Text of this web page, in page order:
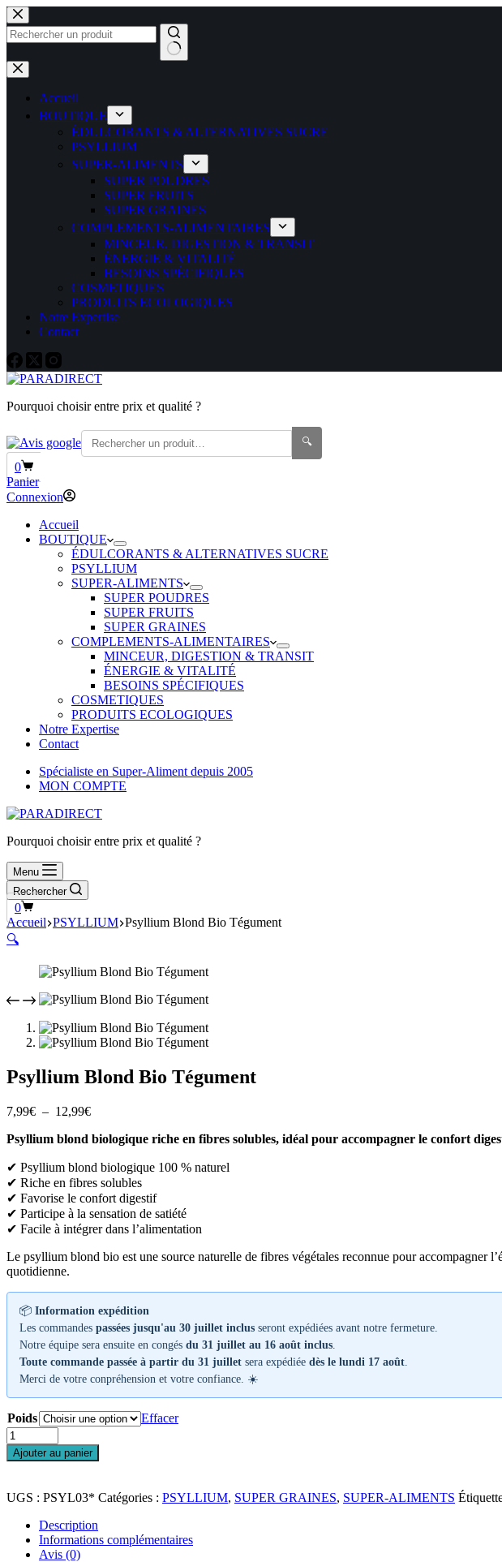
Passer
au
contenu
Aucun
résultat
Accueil
BOUTIQUE
ÉDULCORANTS & ALTERNATIVES SUCRE
PSYLLIUM
SUPER-ALIMENTS
SUPER POUDRES
SUPER FRUITS
SUPER GRAINES
COMPLEMENTS-ALIMENTAIRES
MINCEUR, DIGESTION & TRANSIT
ÉNERGIE & VITALITÉ
BESOINS SPÉCIFIQUES
COSMETIQUES
PRODUITS ECOLOGIQUES
Notre Expertise
Contact
Pourquoi choisir entre prix et qualité ?
🔍
Panier
d’achat
0
Panier
Connexion
Accueil
BOUTIQUE
ÉDULCORANTS & ALTERNATIVES SUCRE
PSYLLIUM
SUPER-ALIMENTS
SUPER POUDRES
SUPER FRUITS
SUPER GRAINES
COMPLEMENTS-ALIMENTAIRES
MINCEUR, DIGESTION & TRANSIT
ÉNERGIE & VITALITÉ
BESOINS SPÉCIFIQUES
COSMETIQUES
PRODUITS ECOLOGIQUES
Notre Expertise
Contact
Spécialiste en Super-Aliment depuis 2005
MON COMPTE
Pourquoi choisir entre prix et qualité ?
Menu
Rechercher
Panier
d’achat
0
Accueil PSYLLIUM Psyllium Blond Bio Tégument
🔍
Psyllium Blond Bio Tégument
7,99€ – 12,99€Plage
prix :
à
12,99€
Psyllium blond biologique riche en fibres solubles, idéal pour accompagner le confort
✔ Psyllium blond biologique 100 % naturel
✔ Riche en fibres solubles
✔ Favorise le confort digestif
✔ Participe à la sensation de satiété
✔ Facile à intégrer dans l’alimentation
Le psyllium blond bio est une source naturelle de fibres végétales reconnue pour accompagner
quotidienne.
📦 Information expédition
Les commandes passées jusqu'au 30 juillet inclus seront expédiées avant notre fermeture.
Notre équipe sera ensuite en congés du 31 juillet au 16 août inclus
Toute commande passée à partir du 31 juillet sera expédiée dès le lundi 17 août
Merci de votre conpréhension et votre confiance. ☀️
Poids
Effacer
quantité
de
Psyllium
Bio
Tégument
Ajouter au panier
UGS : PSYL03* Catégories : PSYLLIUM, SUPER GRAINES, SUPER-ALIMENTS
Description
Informations complémentaires
Avis (0)